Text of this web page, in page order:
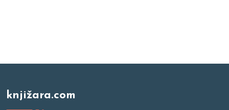
knjižara.com